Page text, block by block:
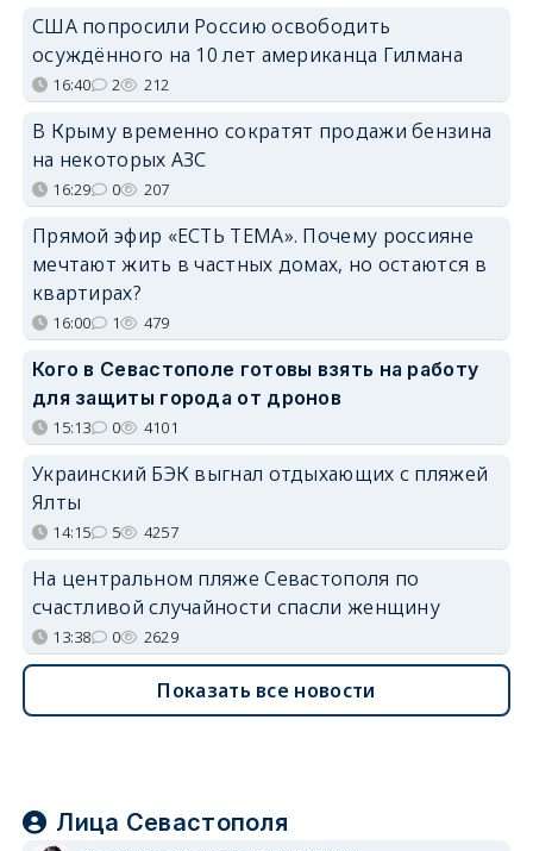
США попросили Россию освободить
осуждённого на 10 лет американца Гилмана
16:40 2 212
В Крыму временно сократят продажи бензина
на некоторых АЗС
16:29 0 207
Прямой эфир «ЕСТЬ ТЕМА». Почему россияне
мечтают жить в частных домах, но остаются в
квартирах?
16:00 1 479
Кого в Севастополе готовы взять на работу
для защиты города от дронов
15:13 0 4101
Украинский БЭК выгнал отдыхающих с пляжей
Ялты
14:15 5 4257
На центральном пляже Севастополя по
счастливой случайности спасли женщину
13:38 0 2629
Показать все новости
Лица Севастополя